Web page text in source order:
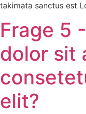
takimata sanctus est
Frage 5
dolor sit
elit?